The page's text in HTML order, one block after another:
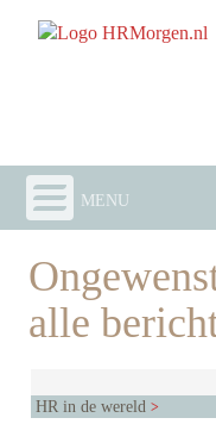
menu
alle
HR in de wereld